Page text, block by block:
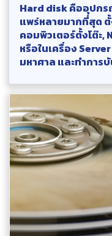
Hard disk คืออุปก
แพร่หลายมากที่สุด
คอมพิวเตอร์ตั้งโต๊ะ
หรือในเครื่อง
มหาศาล และทำกา